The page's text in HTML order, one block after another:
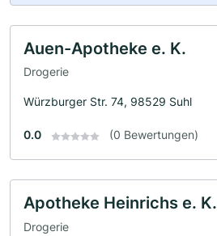
Auen-Apotheke e. K.
Drogerie
Würzburger Str. 74, 98529 Suhl
0.0 (0 Bewertungen)
Apotheke Heinrichs e. K.
Drogerie